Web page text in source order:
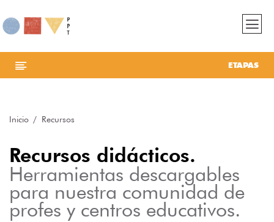
ETAPAS
Inicio Recursos
Recursos didácticos.
Herramientas descargables
para nuestra comunidad de
profes y centros educativos.